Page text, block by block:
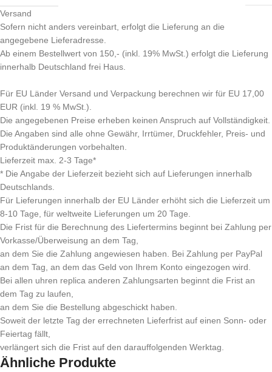
Versand
Sofern nicht anders vereinbart, erfolgt die Lieferung an die
angegebene Lieferadresse.
Ab einem Bestellwert von 150,- (inkl. 19% MwSt.) erfolgt die Lieferung
innerhalb Deutschland frei Haus.
Für EU Länder Versand und Verpackung berechnen wir für EU 17,00
EUR (inkl. 19 % MwSt.).
Die angegebenen Preise erheben keinen Anspruch auf Vollständigkeit.
Die Angaben sind alle ohne Gewähr, Irrtümer, Druckfehler, Preis- und
Produktänderungen vorbehalten.
Lieferzeit max. 2-3 Tage*
* Die Angabe der Lieferzeit bezieht sich auf Lieferungen innerhalb
Deutschlands.
Für Lieferungen innerhalb der EU Länder erhöht sich die Lieferzeit um
8-10 Tage, für weltweite Lieferungen um 20 Tage.
Die Frist für die Berechnung des Liefertermins beginnt bei Zahlung per
Vorkasse/Überweisung an dem Tag,
an dem Sie die Zahlung angewiesen haben. Bei Zahlung per PayPal
an dem Tag, an dem das Geld von Ihrem Konto eingezogen wird.
Bei allen uhren replica anderen Zahlungsarten beginnt die Frist an
dem Tag zu laufen,
an dem Sie die Bestellung abgeschickt haben.
Soweit der letzte Tag der errechneten Lieferfrist auf einen Sonn- oder
Feiertag fällt,
verlängert sich die Frist auf den darauffolgenden Werktag.
Ähnliche Produkte